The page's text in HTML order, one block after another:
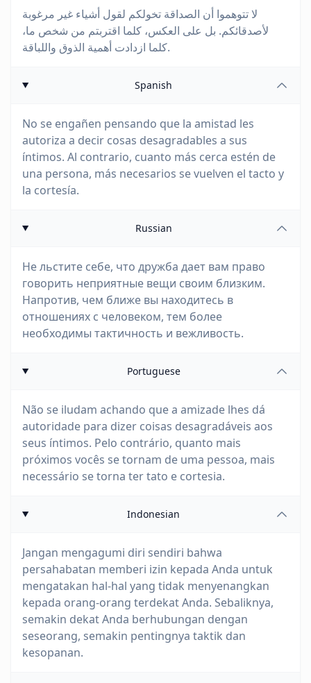
لا تتوهموا أن الصداقة تخولكم لقول أشياء غير مرغوبة
لأصدقائكم. بل على العكس، كلما اقتربتم من شخص ما،
كلما ازدادت أهمية الذوق واللباقة.
Spanish
No se engañen pensando que la amistad les
autoriza a decir cosas desagradables a sus
íntimos. Al contrario, cuanto más cerca estén de
una persona, más necesarios se vuelven el tacto y
la cortesía.
Russian
Не льстите себе, что дружба дает вам право
говорить неприятные вещи своим близким.
Напротив, чем ближе вы находитесь в
отношениях с человеком, тем более
необходимы тактичность и вежливость.
Portuguese
Não se iludam achando que a amizade lhes dá
autoridade para dizer coisas desagradáveis aos
seus íntimos. Pelo contrário, quanto mais
próximos vocês se tornam de uma pessoa, mais
necessário se torna ter tato e cortesia.
Indonesian
Jangan mengagumi diri sendiri bahwa
persahabatan memberi izin kepada Anda untuk
mengatakan hal-hal yang tidak menyenangkan
kepada orang-orang terdekat Anda. Sebaliknya,
semakin dekat Anda berhubungan dengan
seseorang, semakin pentingnya taktik dan
kesopanan.